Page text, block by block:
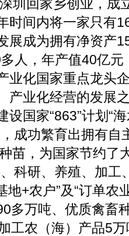
回家乡创业，成
时间内将一家只有
展成为拥有净资产
人，年产值40亿
业化国家重点龙头
产业化经营的发展
设国家“863”计划“
成功繁育出拥有自
苗，为国家节约了
科研、养殖、加工
地+农户”及“订单农
多万吨、优质禽畜
工农（海）产品5